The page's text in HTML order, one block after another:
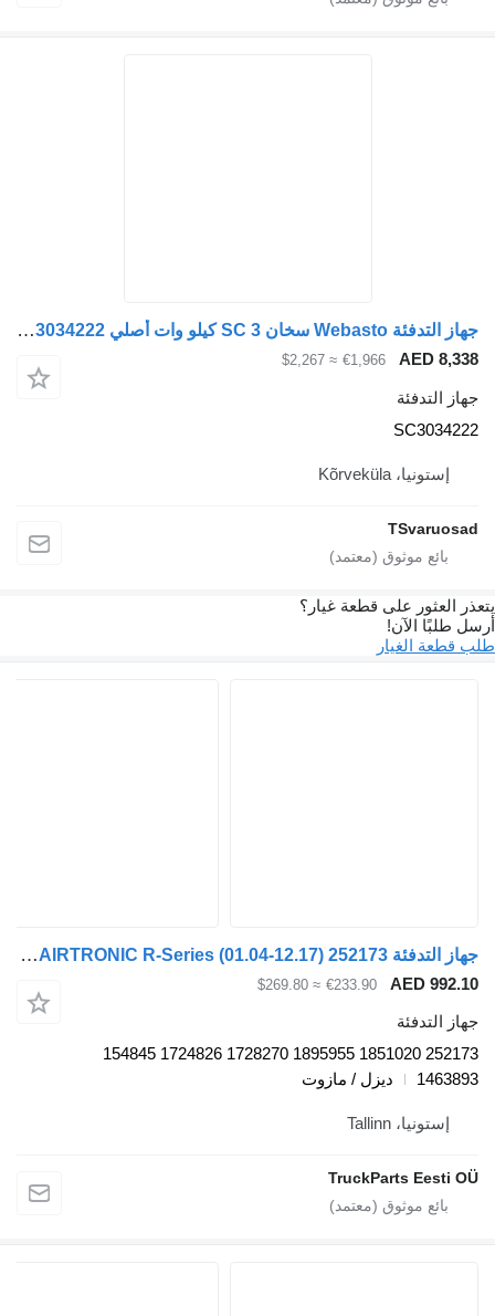
جهاز التدفئة Webasto سخان SC 3 كيلو وات أصلي SC3034222 لـ السيارات القاطرة Scania
€1,966
≈ $2,267
على قطعة غيار؟
جهاز التدفئة SCANIA,EBERSPÄCHER,AIRTRONIC R-Series (01.04-12.17) 252173 لـ السيارات القاطرة Scania P,G,R,T-series (2004-2017)
€233.90
≈ $269.80
252173 1851020 1895955 1728270 1724826 154845
ديزل / مازوت
TruckParts